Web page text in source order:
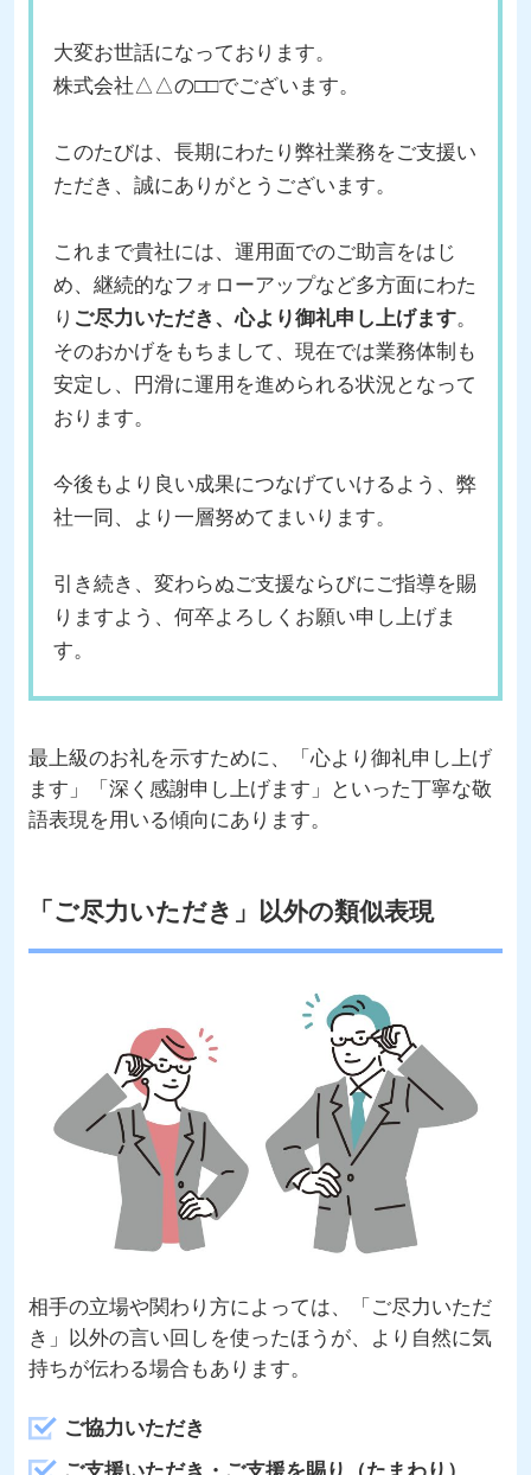
大変お世話になっております。
株式会社△△の□□でございます。
このたびは、長期にわたり弊社業務をご支援い
ただき、誠にありがとうございます。
これまで貴社には、運用面でのご助言をはじ
め、継続的なフォローアップなど多方面にわた
り ご尽力いただき、心より御礼申し上げます。
そのおかげをもちまして、現在では業務体制も
安定し、円滑に運用を進められる状況となって
おります。
今後もより良い成果につなげていけるよう、弊
社一同、より一層努めてまいります。
引き続き、変わらぬご支援ならびにご指導を賜
りますよう、何卒よろしくお願い申し上げま
す。
最上級のお礼を示すために、「心より御礼申し上げ
ます」「深く感謝申し上げます」といった丁寧な敬
語表現を用いる傾向にあります。
「ご尽力いただき」以外の類似表現
相手の立場や関わり方によっては、「ご尽力いただ
き」以外の言い回しを使ったほうが、より自然に気
持ちが伝わる場合もあります。
ご協力いただき
ご支援いただき・ご支援を賜り（たまわり）